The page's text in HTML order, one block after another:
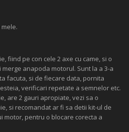
fiind pe con cele 2 axe cu came, si o
anapoda motorul. Sunt la a 3-a
facuta, si de fiecare data, pornita
verificari repetate a semnelor etc.
are 2 gauri apropiate, vezi sa o
si recomandat ar fi sa detii kit-ul de
motor, pentru o blocare corecta a